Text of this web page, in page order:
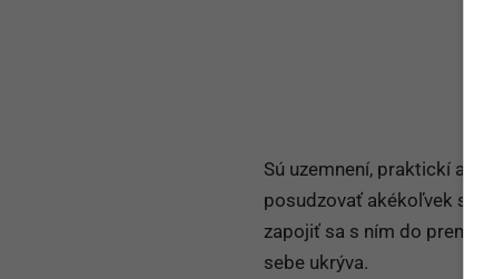
Sú uzemnení, praktickí a
posudzovať akékoľvek
zapojiť sa s ním do
sebe ukrýva.